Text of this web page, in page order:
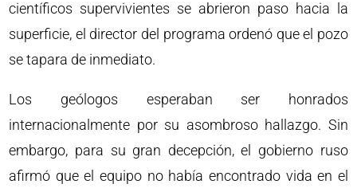
científicos supervivientes se abrieron paso hacia la
superficie, el director del programa ordenó que el pozo
se tapara de inmediato.
Los geólogos esperaban ser honrados
internacionalmente por su asombroso hallazgo. Sin
embargo, para su gran decepción, el gobierno ruso
afirmó que el equipo no había encontrado vida en el